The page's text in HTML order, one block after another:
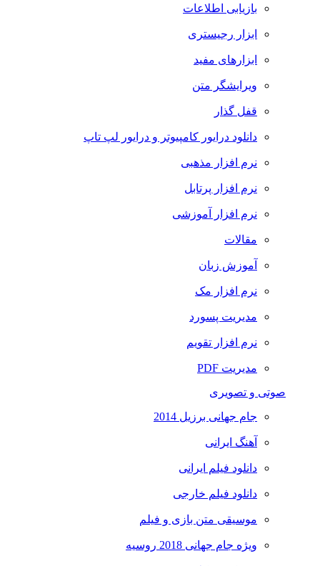
بازیابی اطلاعات
ابزار رجیستری
ابزارهای مفید
ویرایشگر متن
قفل گذار
دانلود درایور کامپیوتر و درایور لپ تاپ
نرم افزار مذهبی
نرم افزار پرتابل
نرم افزار آموزشی
مقالات
آموزش زبان
نرم افزار مک
مدیریت پسورد
نرم افزار تقویم
مدیریت PDF
صوتی و تصویری
جام جهانی برزیل 2014
آهنگ ایرانی
دانلود فیلم ایرانی
دانلود فیلم خارجی
موسیقی متن بازی و فیلم
ویژه جام جهانی 2018 روسیه